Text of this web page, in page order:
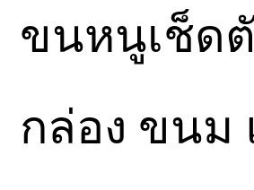
ขนหนูเช็ด
กล่อง ขนม